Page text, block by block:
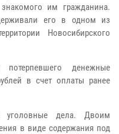
им гражданина.
его в одном из
Новосибирского
денежные
в счет оплаты ранее
уголовные дела. Двоим
в виде содержания под